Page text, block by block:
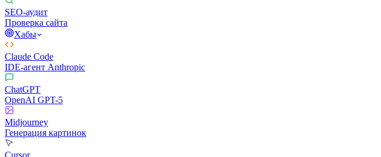
SEO-аудит
Проверка сайта
Хабы
Claude Code
IDE-агент Anthropic
ChatGPT
OpenAI GPT-5
Midjourney
Генерация картинок
Cursor